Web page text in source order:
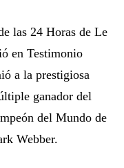
las 24 Horas de Le
en Testimonio
a la prestigiosa
ganador del
del Mundo de
Webber.